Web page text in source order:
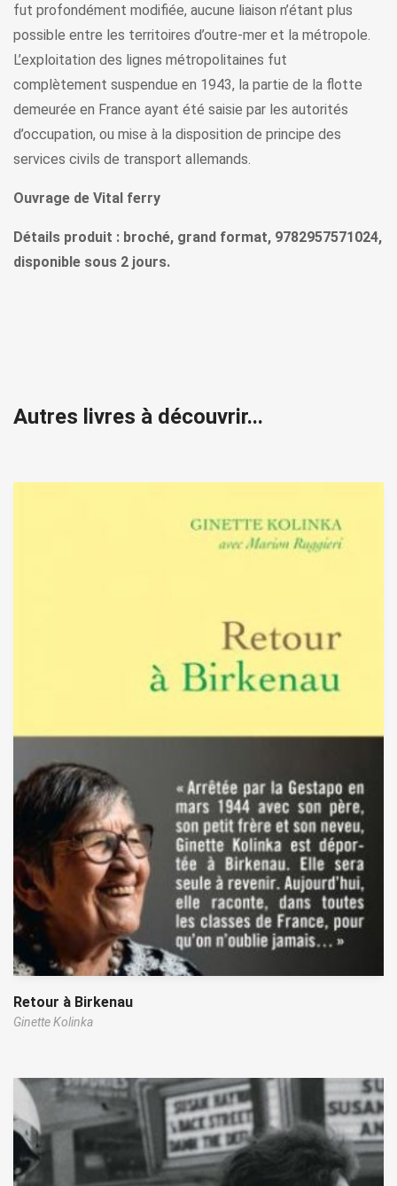
fut profondément modifiée, aucune liaison n’étant plus
possible entre les territoires d’outre-mer et la métropole.
L’exploitation des lignes métropolitaines fut
complètement suspendue en 1943, la partie de la flotte
demeurée en France ayant été saisie par les autorités
d’occupation, ou mise à la disposition de principe des
services civils de transport allemands.
Ouvrage de Vital ferry
Détails produit : broché, grand format, 9782957571024,
disponible sous 2 jours.
Autres livres à découvrir...
Retour à Birkenau
Ginette Kolinka